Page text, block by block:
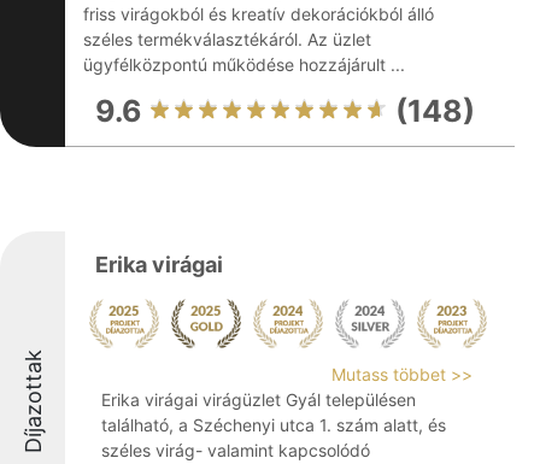
friss virágokból és kreatív dekorációkból álló
széles termékválasztékáról. Az üzlet
ügyfélközpontú működése hozzájárult ...
9.6 (148)
Díjazottak
Erika virágai
Mutass többet >>
Erika virágai virágüzlet Gyál településen
található, a Széchenyi utca 1. szám alatt, és
széles virág- valamint kapcsolódó